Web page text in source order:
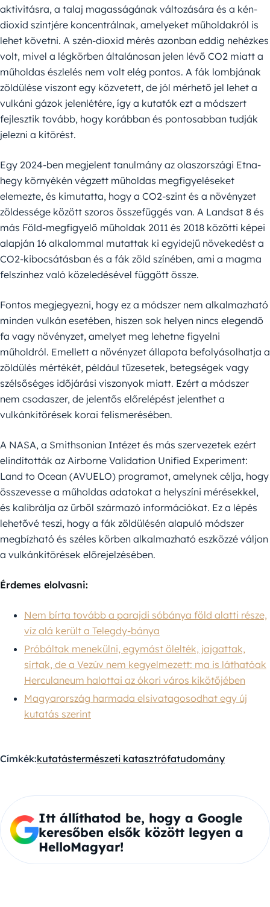
aktivitásra, a talaj magasságának változására és a kén-
dioxid szintjére koncentrálnak, amelyeket műholdakról is
lehet követni. A szén-dioxid mérés azonban eddig nehézkes
volt, mivel a légkörben általánosan jelen lévő CO2 miatt a
műholdas észlelés nem volt elég pontos. A fák lombjának
zöldülése viszont egy közvetett, de jól mérhető jel lehet a
vulkáni gázok jelenlétére, így a kutatók ezt a módszert
fejlesztik tovább, hogy korábban és pontosabban tudják
jelezni a kitörést.
Egy 2024-ben megjelent tanulmány az olaszországi Etna-
hegy környékén végzett műholdas megfigyeléseket
elemezte, és kimutatta, hogy a CO2-szint és a növényzet
zöldessége között szoros összefüggés van. A Landsat 8 és
más Föld-megfigyelő műholdak 2011 és 2018 közötti képei
alapján 16 alkalommal mutattak ki egyidejű növekedést a
CO2-kibocsátásban és a fák zöld színében, ami a magma
felszínhez való közeledésével függött össze.
Fontos megjegyezni, hogy ez a módszer nem alkalmazható
minden vulkán esetében, hiszen sok helyen nincs elegendő
fa vagy növényzet, amelyet meg lehetne figyelni
műholdról. Emellett a növényzet állapota befolyásolhatja a
zöldülés mértékét, például tűzesetek, betegségek vagy
szélsőséges időjárási viszonyok miatt. Ezért a módszer
nem csodaszer, de jelentős előrelépést jelenthet a
vulkánkitörések korai felismerésében.
A NASA, a Smithsonian Intézet és más szervezetek ezért
elindították az Airborne Validation Unified Experiment:
Land to Ocean (AVUELO) programot, amelynek célja, hogy
összevesse a műholdas adatokat a helyszíni mérésekkel,
és kalibrálja az űrből származó információkat. Ez a lépés
lehetővé teszi, hogy a fák zöldülésén alapuló módszer
megbízható és széles körben alkalmazható eszközzé váljon
a vulkánkitörések előrejelzésében.
Érdemes elolvasni:
Nem bírta tovább a parajdi sóbánya föld alatti része,
víz alá került a Telegdy-bánya
Próbáltak menekülni, egymást ölelték, jajgattak,
sírtak, de a Vezúv nem kegyelmezett: ma is láthatóak
Herculaneum halottai az ókori város kikötőjében
Magyarország harmada elsivatagosodhat egy új
kutatás szerint
Címkék:kutatástermészeti katasztrófatudomány
Itt állíthatod be, hogy a Google
keresőben elsők között legyen a
HelloMagyar!